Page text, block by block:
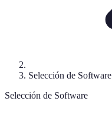
Selección de Software
Selección de Software